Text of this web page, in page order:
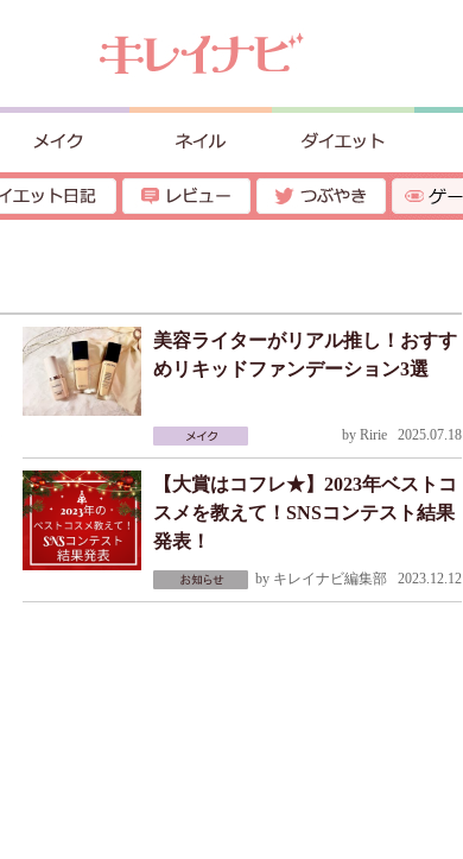
美容ライターがリアル推し！おすす
めリキッドファンデーション3選
by Ririe 2025.07.18
【大賞はコフレ★】2023年ベストコ
スメを教えて！SNSコンテスト結果
発表！
by キレイナビ編集部 2023.12.12